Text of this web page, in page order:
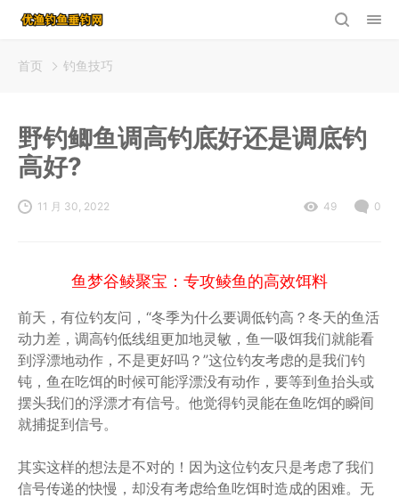
首页 钓鱼技巧
野钓鲫鱼调高钓底好还是调底钓
高好?
11 月 30, 2022 49 0
鱼梦谷鲮聚宝：专攻鲮鱼的高效饵料
前天，有位钓友问，“冬季为什么要调低钓高？冬天的鱼活
动力差，调高钓低线组更加地灵敏，鱼一吸饵我们就能看
到浮漂地动作，不是更好吗？”这位钓友考虑的是我们钓
钝，鱼在吃饵的时候可能浮漂没有动作，要等到鱼抬头或
摆头我们的浮漂才有信号。他觉得钓灵能在鱼吃饵的瞬间
就捕捉到信号。
其实这样的想法是不对的！因为这位钓友只是考虑了我们
信号传递的快慢，却没有考虑给鱼吃饵时造成的困难。无